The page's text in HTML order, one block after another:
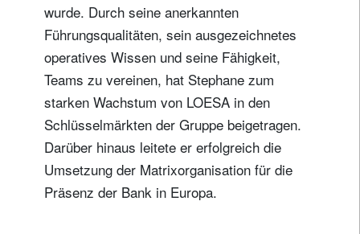
wurde. Durch seine anerkannten
Führungsqualitäten, sein ausgezeichnetes
operatives Wissen und seine Fähigkeit,
Teams zu vereinen, hat Stephane zum
starken Wachstum von LOESA in den
Schlüsselmärkten der Gruppe beigetragen.
Darüber hinaus leitete er erfolgreich die
Umsetzung der Matrixorganisation für die
Präsenz der Bank in Europa.